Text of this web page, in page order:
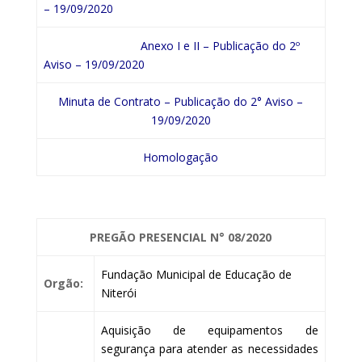
– 19/09/2020
Anexo I e II – Publicação do 2º
Aviso – 19/09/2020
Minuta de Contrato – Publicação do 2° Aviso –
19/09/2020
Homologação
PREGÃO PRESENCIAL N° 08/2020
Orgão:
Fundação Municipal de Educação de
Niterói
Aquisição de equipamentos de
segurança para atender as necessidades